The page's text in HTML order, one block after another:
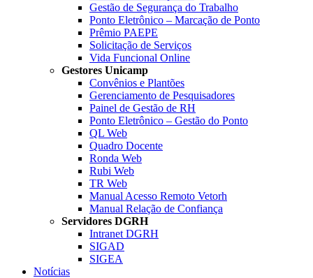
Gestão de Segurança do Trabalho
Ponto Eletrônico – Marcação de Ponto
Prêmio PAEPE
Solicitação de Serviços
Vida Funcional Online
Gestores Unicamp
Convênios e Plantões
Gerenciamento de Pesquisadores
Painel de Gestão de RH
Ponto Eletrônico – Gestão do Ponto
QL Web
Quadro Docente
Ronda Web
Rubi Web
TR Web
Manual Acesso Remoto Vetorh
Manual Relação de Confiança
Servidores DGRH
Intranet DGRH
SIGAD
SIGEA
Notícias